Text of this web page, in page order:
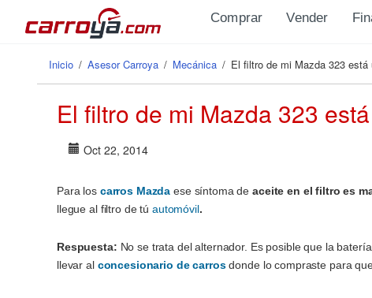
Pasar al contenido principal
Comprar Vender
Se encuentra usted aquí
Inicio / Asesor Carroya / Mecánica / El filtro de mi Mazda 323
El filtro de mi Mazda 323
Oct 22, 2014
Para loscarros Mazda ese síntoma deaceite en el filtro es
llegue al filtro de tú automóvil.
Respuesta: No se trata del alternador. Es posible que la
llevar al concesionario de carrosdonde lo compraste para